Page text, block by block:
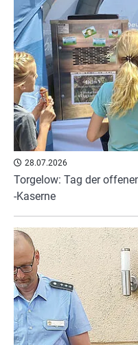
28.07.2026
Torgelow: Tag der
-Kaserne